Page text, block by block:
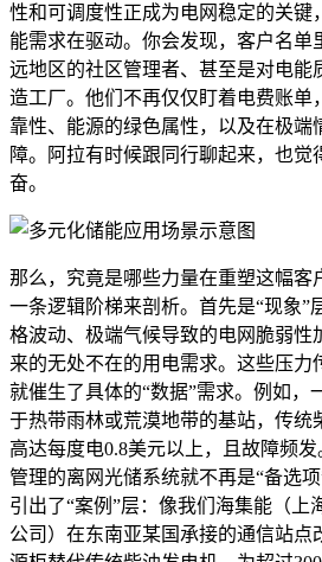
性和可调度性正成为电网稳定的关键
能需求在驱动。你会发现，客户名单
远地区的社区管理者、甚至是对电能
造工厂。他们不再仅仅盯着电费账单
靠性、能源的绿色属性，以及在极端
障。阿拉有时候跟同行聊起来，也觉
奋。
那么，究竟是哪些力量在重塑这幅客
一条逻辑阶梯来剖析。首先是“现象”
格波动、极端气候导致的电网脆弱性
来的无处不在的用电需求。这些压力
就催生了具体的“数据”需求。例如，
于热带雨林或荒漠地带的基站，传统
高达每度电0.8美元以上，且故障频
管理的离网光储系统就不再是“备选
引出了“案例”层：像我们海集能（上
公司）在东南亚某国承接的通信站点